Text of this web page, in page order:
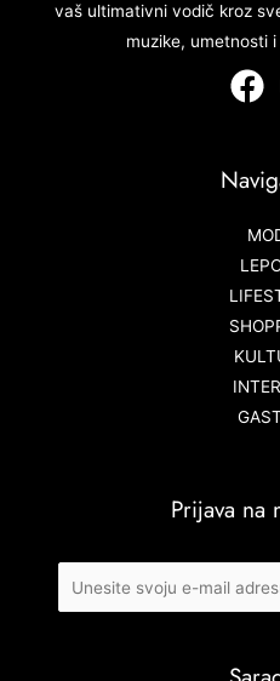
vaš ultimativni vodič kroz
muzike, umetnosti
Prijava na